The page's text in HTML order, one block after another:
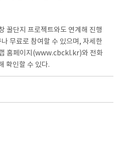
꿀단지 프로젝트와도 연계해 진행
무료로 참여할 수 있으며, 자세한
홈페이지(www.cbckl.kr)와 전화
인할 수 있다.